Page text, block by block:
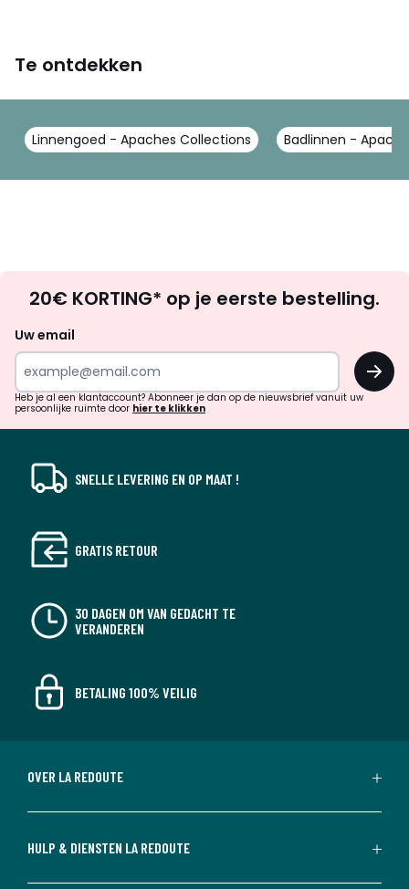
Te ontdekken
Linnengoed - Apaches Collections Badlinnen -
zoek
inspiratie
verrassingen?
20€ KORTING* op je eerste bestelling.
Uw email
OK
Heb je al een klantaccount? Abonneer je dan op de nieuwsbrief vanuit uw
persoonlijke ruimte door hier te klikken
SNELLE LEVERING EN OP MAAT !
GRATIS RETOUR
30 DAGEN OM VAN GEDACHT TE
VERANDEREN
BETALING 100% VEILIG
OVER LA REDOUTE
HULP & DIENSTEN LA REDOUTE